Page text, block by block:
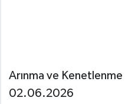
Arınma ve Kenetlenme
02.06.2026